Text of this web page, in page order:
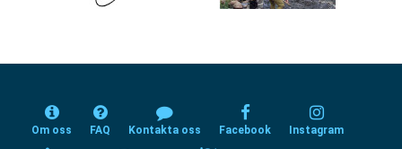
Om oss FAQ Kontakta oss Facebook Instagram